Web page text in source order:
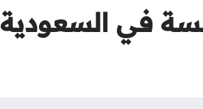
في السعودية